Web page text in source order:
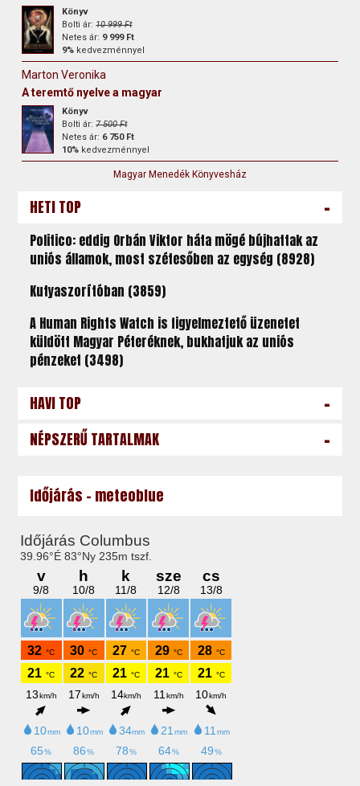
Könyv
Bolti ár:10 999 Ft
Netes ár: 9 999 Ft
9% kedvezménnyel
Marton Veronika
A teremtő nyelve a magyar
Könyv
Bolti ár:7 500 Ft
Netes ár: 6 750 Ft
10% kedvezménnyel
Magyar Menedék Könyvesház
HETI TOP -
Politico: eddig Orbán Viktor háta mögé bújhattak az
uniós államok, most szétesőben az egység (8928)
Kutyaszorítóban (3859)
A Human Rights Watch is figyelmeztető üzenetet
küldött Magyar Péteréknek, bukhatjuk az uniós
pénzeket (3498)
HAVI TOP -
NÉPSZERŰ TARTALMAK -
Időjárás - meteoblue